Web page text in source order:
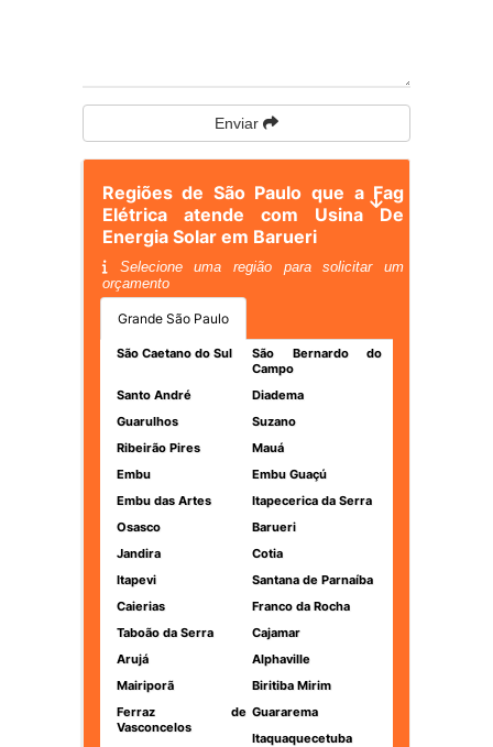
Enviar
Regiões de São Paulo que a Fag
Elétrica atende com Usina De
Energia Solar em Barueri
Selecione uma região para solicitar um
orçamento
Grande São Paulo
São Caetano do Sul
São Bernardo do
Campo
Santo André
Diadema
Guarulhos
Suzano
Ribeirão Pires
Mauá
Embu
Embu Guaçú
Embu das Artes
Itapecerica da Serra
Osasco
Barueri
Jandira
Cotia
Itapevi
Santana de Parnaíba
Caierias
Franco da Rocha
Taboão da Serra
Cajamar
Arujá
Alphaville
Mairiporã
Biritiba Mirim
Ferraz de
Vasconcelos
Guararema
Itaquaquecetuba